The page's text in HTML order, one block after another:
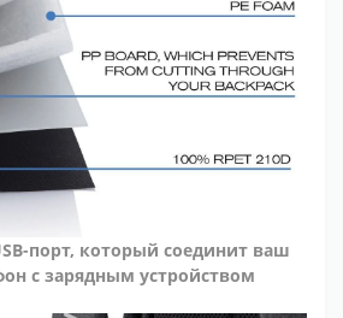
порт, который соединит ваш
с зарядным устройством